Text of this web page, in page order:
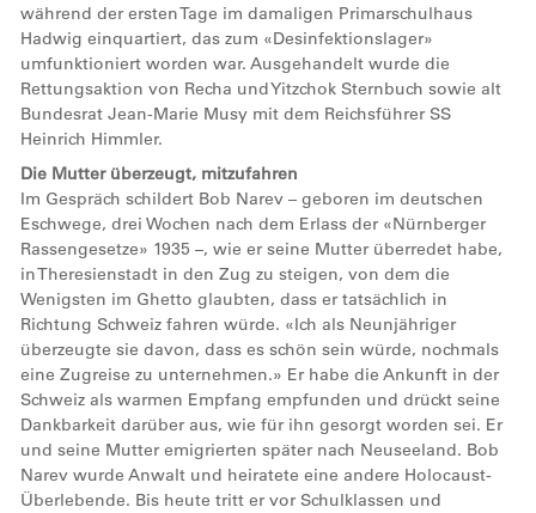
während der ersten Tage im damaligen Primarschulhaus
Hadwig einquartiert, das zum «Desinfektionslager»
umfunktioniert worden war. Ausgehandelt wurde die
Rettungsaktion von Recha und Yitzchok Sternbuch sowie alt
Bundesrat Jean-Marie Musy mit dem Reichsführer SS
Heinrich Himmler.
Die Mutter überzeugt, mitzufahren
Im Gespräch schildert Bob Narev – geboren im deutschen
Eschwege, drei Wochen nach dem Erlass der «Nürnberger
Rassengesetze» 1935 –, wie er seine Mutter überredet habe,
in Theresienstadt in den Zug zu steigen, von dem die
Wenigsten im Ghetto glaubten, dass er tatsächlich in
Richtung Schweiz fahren würde. «Ich als Neunjähriger
überzeugte sie davon, dass es schön sein würde, nochmals
eine Zugreise zu unternehmen.» Er habe die Ankunft in der
Schweiz als warmen Empfang empfunden und drückt seine
Dankbarkeit darüber aus, wie für ihn gesorgt worden sei. Er
und seine Mutter emigrierten später nach Neuseeland. Bob
Narev wurde Anwalt und heiratete eine andere Holocaust-
Überlebende. Bis heute tritt er vor Schulklassen und